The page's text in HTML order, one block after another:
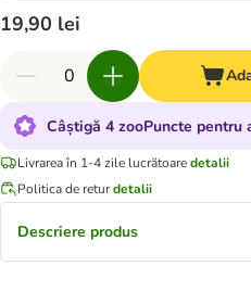
19,90 lei
Câștigă 4 zooPuncte pentru
Livrarea în 1-4 zile lucrătoaredetalii
Politica de returdetalii
Descriere produs